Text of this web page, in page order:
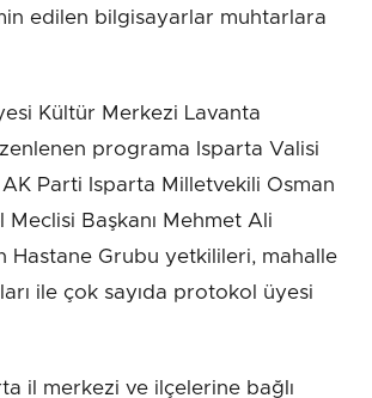
edilen bilgisayarlar muhtarlara
Kültür Merkezi Lavanta
programa Isparta Valisi
Parti Isparta Milletvekili Osman
Meclisi Başkanı Mehmet Ali
Hastane Grubu yetkilileri, mahalle
ile çok sayıda protokol üyesi
il merkezi ve ilçelerine bağlı